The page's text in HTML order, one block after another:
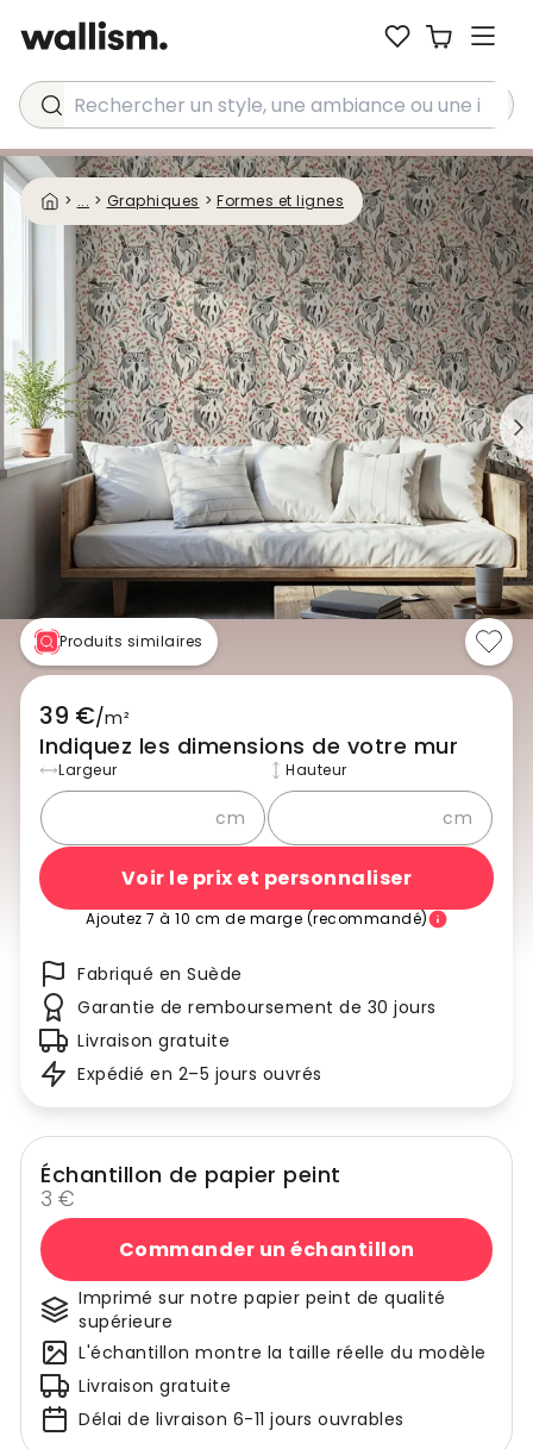
Rechercher un style, une ambiance ou une idée...
> ... > Graphiques > Formes et lignes
Produits similaires
39 €/m²
Indiquez les dimensions de votre mur
Largeur
cm
Hauteur
cm
Voir le prix et personnaliser
Ajoutez 7 à 10 cm de marge (recommandé)
Fabriqué en Suède
Garantie de remboursement de 30 jours
Livraison gratuite
Expédié en 2–5 jours ouvrés
Échantillon de papier peint
3 €
Commander un échantillon
Imprimé sur notre papier peint de qualité
supérieure
L'échantillon montre la taille réelle du modèle
Livraison gratuite
Délai de livraison 6-11 jours ouvrables